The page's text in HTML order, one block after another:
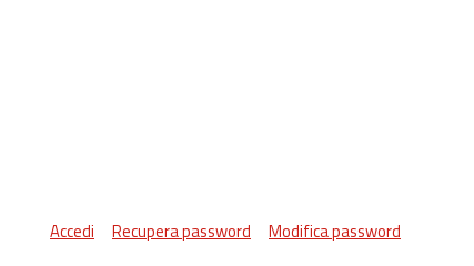
Accedi Recupera password Modifica password